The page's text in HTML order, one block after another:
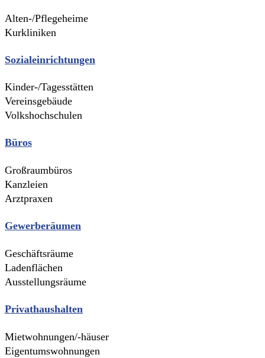
Alten-/Pflegeheime
Kurkliniken
Sozialeinrichtungen
Kinder-/Tagesstätten
Vereinsgebäude
Volkshochschulen
Büros
Großraumbüros
Kanzleien
Arztpraxen
Gewerberäumen
Geschäftsräume
Ladenflächen
Ausstellungsräume
Privathaushalten
Mietwohnungen/-häuser
Eigentumswohnungen